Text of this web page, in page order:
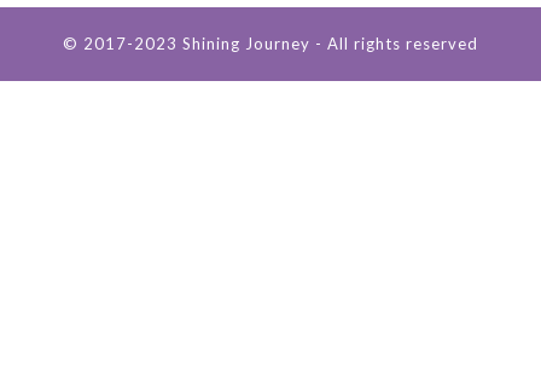
© 2017-2023 Shining Journey - All rights reserved